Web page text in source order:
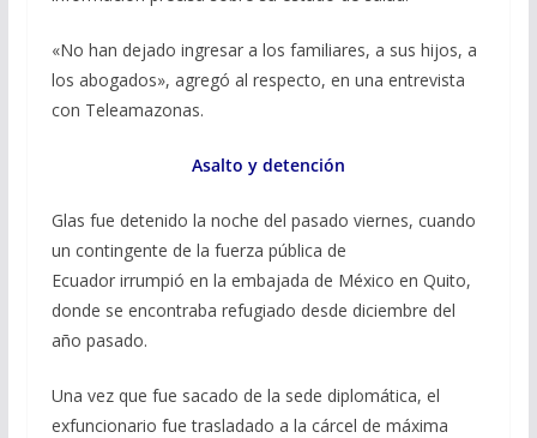
«No han dejado ingresar a los familiares, a sus hijos, a
los abogados», agregó al respecto, en una entrevista
con Teleamazonas.
Asalto y detención
Glas fue detenido la noche del pasado viernes, cuando
un contingente de la fuerza pública de
Ecuador irrumpió en la embajada de México en Quito,
donde se encontraba refugiado desde diciembre del
año pasado.
Una vez que fue sacado de la sede diplomática, el
exfuncionario fue trasladado a la cárcel de máxima